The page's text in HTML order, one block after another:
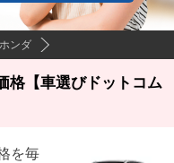
ホンダ
格【車選びドットコム
を毎